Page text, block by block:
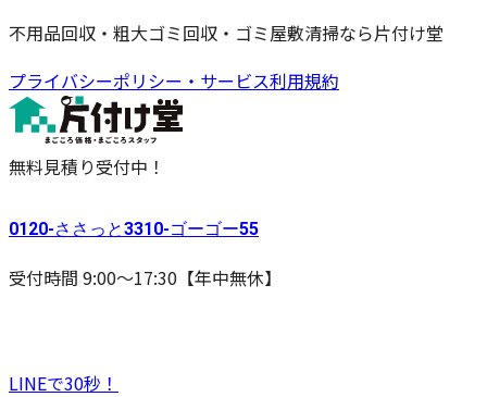
不用品回収・粗大ゴミ回収・ゴミ屋敷清掃なら片付け堂
プライバシーポリシー・サービス利用規約
無料見積り受付中！
0120-ささっと3310-ゴーゴー55
受付時間 9:00〜17:30【年中無休】
LINEで30秒！